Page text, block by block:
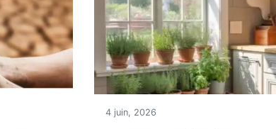
4 juin, 2026